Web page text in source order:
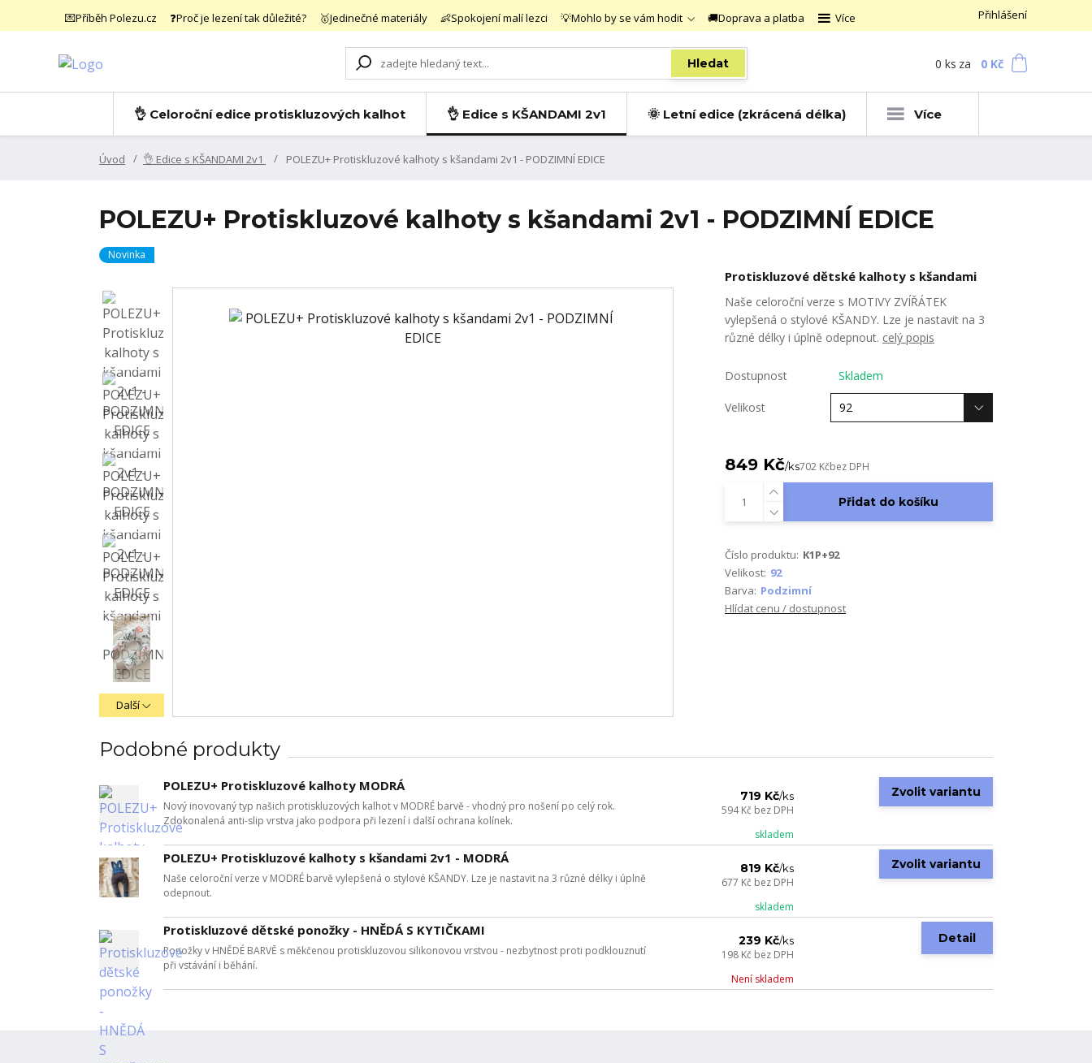
💌Příběh Polezu.cz ❓Proč je lezení tak důležité? 🥇Jedinečné materiály 👶Spokojení malí lezci 💡Mohlo by se vám hodit 🚚Doprava a platba Více Přihlášení
Hledat 0 ks za 0 Kč
👌 Celoroční edice protiskluzových kalhot 👌 Edice s KŠANDAMI 2v1 🌞 Letní edice (zkrácená délka) Více
Úvod 👌 Edice s KŠANDAMI 2v1 POLEZU+ Protiskluzové kalhoty s kšandami 2v1 - PODZIMNÍ EDICE
POLEZU+ Protiskluzové kalhoty s kšandami 2v1 - PODZIMNÍ EDICE
Novinka
Další
Protiskluzové dětské kalhoty s kšandami
Naše celoroční verze s MOTIVY ZVÍŘÁTEK
vylepšená o stylové KŠANDY. Lze je nastavit na 3
různé délky i úplně odepnout. celý popis
Dostupnost Skladem
Velikost
849 Kč/ks702 Kčbez DPH
Přidat do košíku
Číslo produktu: K1P+92
Velikost: 92
Barva: Podzimní
Hlídat cenu / dostupnost
Podobné produkty
POLEZU+ Protiskluzové kalhoty MODRÁ
Nový inovovaný typ našich protiskluzových kalhot v MODRÉ barvě - vhodný pro nošení po celý rok.
Zdokonalená anti-slip vrstva jako podpora při lezení i další ochrana kolínek.
719 Kč/ks
594 Kč bez DPH
skladem
Zvolit variantu
POLEZU+ Protiskluzové kalhoty s kšandami 2v1 - MODRÁ
Naše celoroční verze v MODRÉ barvě vylepšená o stylové KŠANDY. Lze je nastavit na 3 různé délky i úplně
odepnout.
819 Kč/ks
677 Kč bez DPH
skladem
Zvolit variantu
Protiskluzové dětské ponožky - HNĚDÁ S KYTIČKAMI
Ponožky v HNĚDÉ BARVĚ s měkčenou protiskluzovou silikonovou vrstvou - nezbytnost proti podklouznutí
při vstávání i běhání.
239 Kč/ks
198 Kč bez DPH
Není skladem
Detail